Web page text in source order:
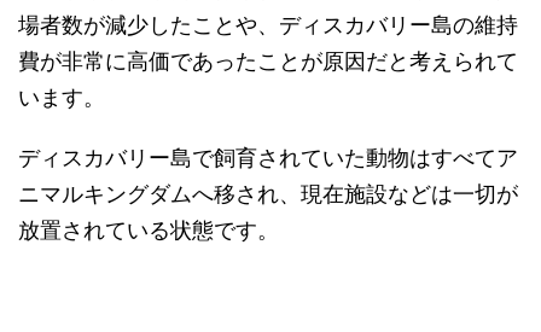
場者数が減少したことや、ディスカバリー島の維持
費が非常に高価であったことが原因だと考えられて
います。
ディスカバリー島で飼育されていた動物はすべてア
ニマルキングダムへ移され、現在施設などは一切が
放置されている状態です。